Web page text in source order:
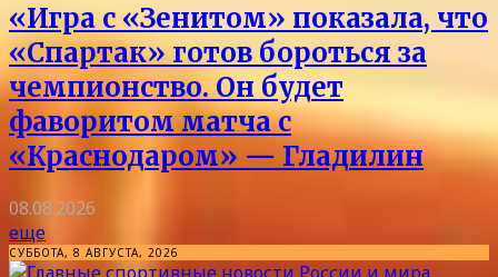
«Игра с «Зенитом» показала, что
«Спартак» готов бороться за
чемпионство. Он будет
фаворитом матча с
«Краснодаром» — Гладилин
08.08.2026
еще
СУББОТА, 8 АВГУСТА, 2026